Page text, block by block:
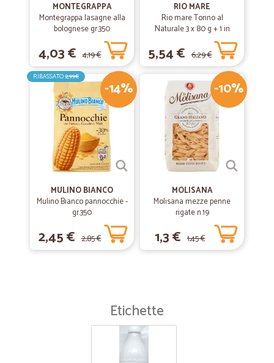
MONTEGRAPPA
Montegrappa lasagne alla
bolognese gr.350
4,03 € 4,19 €
RIO MARE
Rio mare Tonno al
Naturale 3 x 80 g + 1 in
5,54 € 6,29 €
-14%
RIBASSATO2,99€
MULINO BIANCO
Mulino Bianco pannocchie -
gr.350
2,45 € 2,85 €
-10%
MOLISANA
Molisana mezze penne
rigate n.19
1,3 € 1,45 €
Etichette